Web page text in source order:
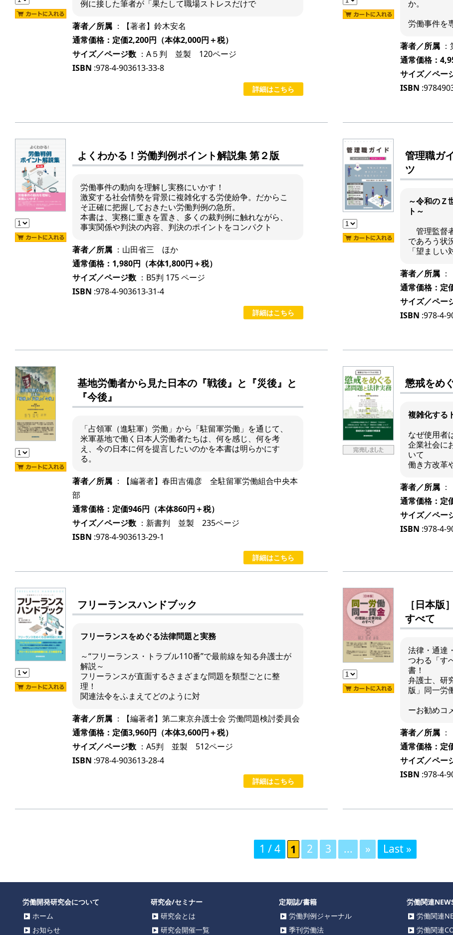
例に接した筆者が「果たして職場ストレスだけで
著者／所属 ：【著者】鈴木安名
通常価格：定価2,200円（本体2,000円＋税）
サイズ／ページ数 ：A５判 並製 120ページ
ISBN :978-4-903613-33-8
詳細はこちら
か。
労働事件を
著者／所属
通常価格：
サイズ／ペー
ISBN
よくわかる！労働判例ポイント解説集 第２版
労働事件の動向を理解し実務にいかす！
激変する社会情勢を背景に複雑化する労使紛争。だからこ
そ正確に把握しておきたい労働判例の急所。
本書は、実務に重きを置き、多くの裁判例に触れながら、
事実関係や判決の内容、判決のポイントをコンパクト
著者／所属 ：山田省三 ほか
通常価格：1,980円（本体1,800円＋税）
サイズ／ページ数 ：B5判 175 ページ
ISBN :978-4-903613-31-4
詳細はこちら
管理職ガ
ツ
～令和のＺ
ト～
管理監督
であろう状
「望まし
著者／所属
通常価格：定
サイズ／ペー
ISBN :978-4-
基地労働者から見た日本の『戦後』と『災後』と
『今後』
「占領軍（進駐軍）労働」から「駐留軍労働」を通じて、
米軍基地で働く日本人労働者たちは、何を感じ、何を考
え、今の日本に何を提言したいのかを本書は明らかにす
る。
著者／所属 ：【編著者】春田吉備彦 全駐留軍労働組合中央本
部
通常価格：定価946円（本体860円＋税）
サイズ／ページ数 ：新書判 並製 235ページ
ISBN :978-4-903613-29-1
詳細はこちら
懲戒をめ
複雑化する
なぜ使用者
企業社会に
いて
働き方改革
著者／所属
通常価格：定
サイズ／ペー
ISBN :978-4-
フリーランスハンドブック
フリーランスをめぐる法律問題と実務
～“フリーランス・トラブル110番”で最前線を知る弁護士が
解説～
フリーランスが直面するさまざまな問題を類型ごとに整
理！
関連法令をふまえてどのように対
著者／所属 ：【編著者】第二東京弁護士会 労働問題検討委員会
通常価格：定価3,960円（本体3,600円＋税）
サイズ／ページ数 ：A5判 並製 512ページ
ISBN :978-4-903613-28-4
詳細はこちら
［日本
すべて
法律・通達
つわる「す
書！
弁護士、研
版」同一労
ーお勧めコ
著者／所属
通常価格：定
サイズ／ペー
ISBN :978-4-
1 / 4 1 2 3 ... » Last »
労働開発研究会について
ホーム
お知らせ
研究会/セミナー
研究会とは
研究会開催一覧
定期誌/書籍
労働判例ジャーナル
季刊労働法
労働関連
労働関連
労働関連